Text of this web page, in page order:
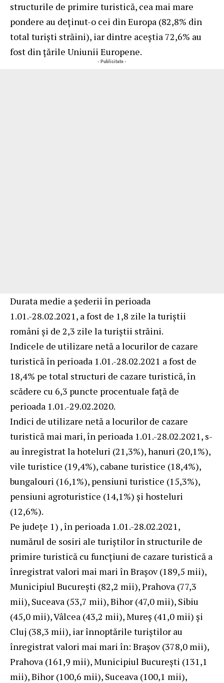
structurile de primire turistică, cea mai mare
pondere au deţinut-o cei din Europa (82,8% din
total turişti străini), iar dintre aceştia 72,6% au
fost din ţările Uniunii Europene.
- Publicitate -
Durata medie a şederii în perioada
1.01.-28.02.2021, a fost de 1,8 zile la turiştii
români şi de 2,3 zile la turiştii străini.
Indicele de utilizare netă a locurilor de cazare
turistică în perioada 1.01.-28.02.2021 a fost de
18,4% pe total structuri de cazare turistică, în
scădere cu 6,3 puncte procentuale faţă de
perioada 1.01.-29.02.2020.
Indici de utilizare netă a locurilor de cazare
turistică mai mari, în perioada 1.01.-28.02.2021, s-
au înregistrat la hoteluri (21,3%), hanuri (20,1%),
vile turistice (19,4%), cabane turistice (18,4%),
bungalouri (16,1%), pensiuni turistice (15,3%),
pensiuni agroturistice (14,1%) şi hosteluri
(12,6%).
Pe judeţe 1) , în perioada 1.01.-28.02.2021,
numărul de sosiri ale turiştilor în structurile de
primire turistică cu funcţiuni de cazare turistică a
înregistrat valori mai mari în Braşov (189,5 mii),
Municipiul Bucureşti (82,2 mii), Prahova (77,3
mii), Suceava (53,7 mii), Bihor (47,0 mii), Sibiu
(45,0 mii), Vâlcea (43,2 mii), Mureș (41,0 mii) şi
Cluj (38,3 mii), iar înnoptările turiştilor au
înregistrat valori mai mari în: Braşov (378,0 mii),
Prahova (161,9 mii), Municipiul Bucureşti (131,1
mii), Bihor (100,6 mii), Suceava (100,1 mii),